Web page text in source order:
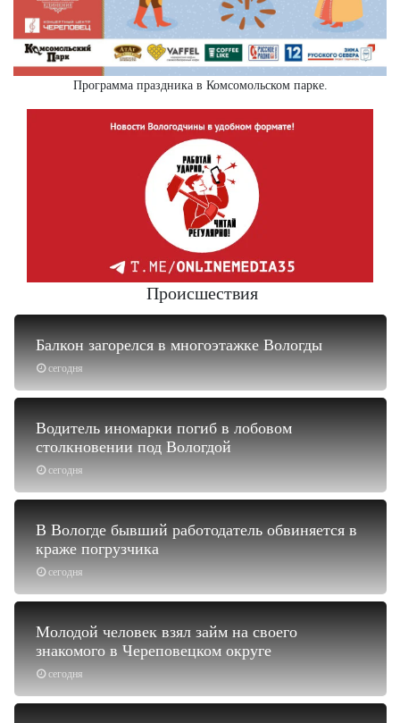
Программа праздника в Комсомольском парке.
Происшествия
сегодня
Балкон загорелся в многоэтажке Вологды
сегодня
Водитель иномарки погиб в лобовом
столкновении под Вологдой
сегодня
В Вологде бывший работодатель обвиняется в
краже погрузчика
сегодня
Молодой человек взял займ на своего
знакомого в Череповецком округе